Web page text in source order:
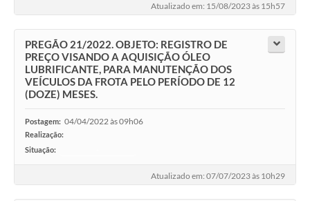
Atualizado em: 15/08/2023 às 15h57
PREGÃO 21/2022. OBJETO: REGISTRO DE
PREÇO VISANDO A AQUISIÇÃO ÓLEO
LUBRIFICANTE, PARA MANUTENÇÃO DOS
VEÍCULOS DA FROTA PELO PERÍODO DE 12
(DOZE) MESES.
Postagem: 04/04/2022 às 09h06
Realização:
Situação:
Atualizado em: 07/07/2023 às 10h29